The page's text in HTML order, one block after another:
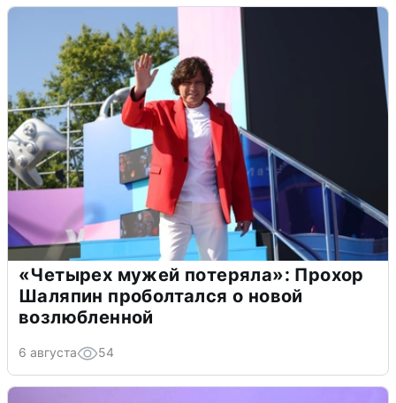
«Четырех мужей потеряла»: Прохор
Шаляпин проболтался о новой
возлюбленной
6 августа 54